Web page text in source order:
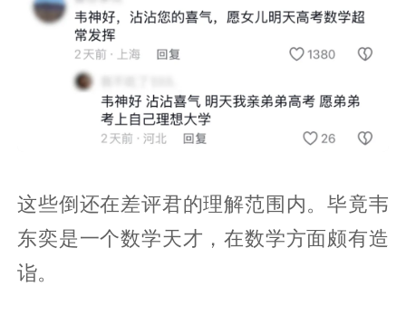
这些倒还在差评君的理解范围内。毕竟韦
东奕是一个数学天才，在数学方面颇有造
诣。